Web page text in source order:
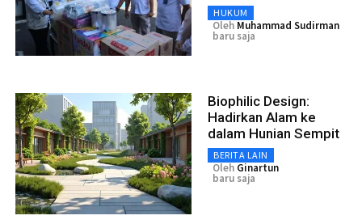
HUKUM
Oleh Muhammad Sudirman
baru saja
Biophilic Design:
Hadirkan Alam ke
dalam Hunian Sempit
BERITA LAIN
Oleh Ginartun
baru saja